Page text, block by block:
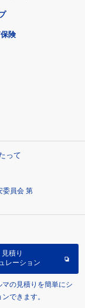
険
って
委員会 第
見積り
レーション
マの見積りを簡単にシ
できます。